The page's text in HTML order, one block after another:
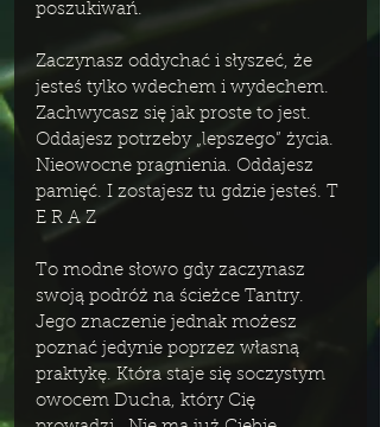
poszukiwań.
Zaczynasz oddychać i słyszeć, że
jesteś tylko wdechem i wydechem.
Zachwycasz się jak proste to jest.
Oddajesz potrzeby „lepszego” życia.
Nieowocne pragnienia. Oddajesz
pamięć. I zostajesz tu gdzie jesteś. T
E R A Z
To modne słowo gdy zaczynasz
swoją podróż na ścieżce Tantry.
Jego znaczenie jednak możesz
poznać jedynie poprzez własną
praktykę. Która staje się soczystym
owocem Ducha, który Cię